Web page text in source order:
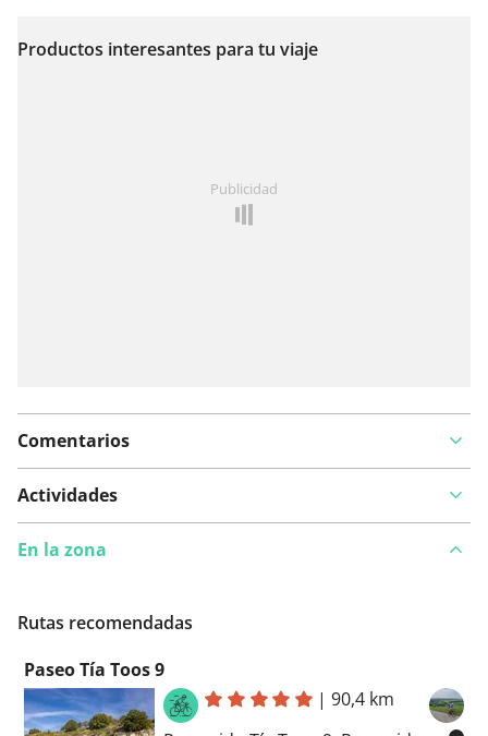
Ver en el mapa
Productos interesantes para tu viaje
Publicidad
Comentarios
Actividades
En la zona
Rutas recomendadas
Paseo Tía Toos 9
|90,4 km